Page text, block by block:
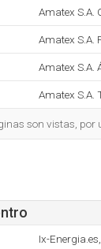
Amatex S.A.
Amatex S.A.
Amatex S.A.
Amatex S.A.
son vistas, por
Ix-